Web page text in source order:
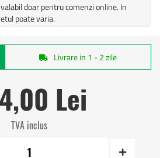
doar pentru comenzi online. In
poate varia.
Livrare in 1 - 2 zile
Lei
TVA inclus